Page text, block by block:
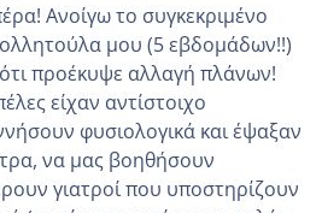
Ανοίγω το συγκεκριμένο
μου (5 εβδομάδων!!)
προέκυψε αλλαγή πλάνων!
είχαν αντίστοιχο
φυσιολογικά και έψαξαν
να μας βοηθήσουν
γιατροί που υποστηρίζουν